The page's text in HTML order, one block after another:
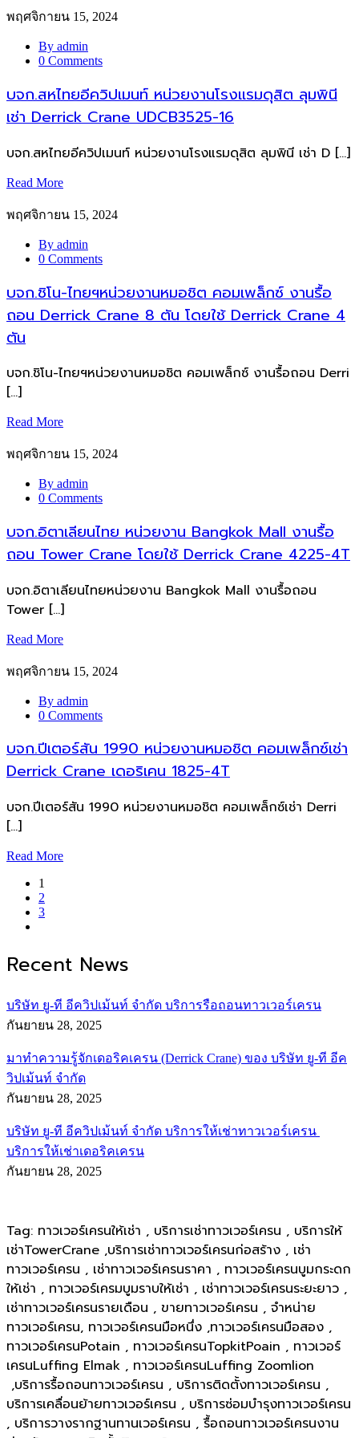
พฤศจิกายน 15, 2024
By admin
0 Comments
บจก.สหไทยอีควิปเมนท์ หน่วยงานโรงแรมดุสิต ลุมพินี
เช่า Derrick Crane UDCB3525-16
บจก.สหไทยอีควิปเมนท์ หน่วยงานโรงแรมดุสิต ลุมพินี เช่า D […]
Read More
พฤศจิกายน 15, 2024
By admin
0 Comments
บจก.ชิโน-ไทยฯหน่วยงานหมอชิต คอมเพล็กซ์ งานรื้อ
ถอน Derrick Crane 8 ตัน โดยใช้ Derrick Crane 4
ตัน
บจก.ชิโน-ไทยฯหน่วยงานหมอชิต คอมเพล็กซ์ งานรื้อถอน Derri
[…]
Read More
พฤศจิกายน 15, 2024
By admin
0 Comments
บจก.อิตาเลียนไทย หน่วยงาน Bangkok Mall งานรื้อ
ถอน Tower Crane โดยใช้ Derrick Crane 4225-4T
บจก.อิตาเลียนไทยหน่วยงาน Bangkok Mall งานรื้อถอน
Tower […]
Read More
พฤศจิกายน 15, 2024
By admin
0 Comments
บจก.ปีเตอร์สัน 1990 หน่วยงานหมอชิต คอมเพล็กซ์เช่า
Derrick Crane เดอริเคน 1825-4T
บจก.ปีเตอร์สัน 1990 หน่วยงานหมอชิต คอมเพล็กซ์เช่า Derri
[…]
Read More
1
2
3
Recent News
บริษัท ยู-ที อีควิปเม้นท์ จำกัด บริการรือถอนทาวเวอร์เครน
กันยายน 28, 2025
มาทำความรู้จักเดอริคเครน (Derrick Crane) ของ บริษัท ยู-ที อีค
วิปเม้นท์ จำกัด
กันยายน 28, 2025
บริษัท ยู-ที อีควิปเม้นท์ จำกัด บริการให้เช่าทาวเวอร์เครน
บริการให้เช่าเดอริคเครน
กันยายน 28, 2025
Tag: ทาวเวอร์เครนให้เช่า , บริการเช่าทาวเวอร์เครน , บริการให้
เช่าTowerCrane ,บริการเช่าทาวเวอร์เครนก่อสร้าง , เช่า
ทาวเวอร์เครน , เช่าทาวเวอร์เครนราคา , ทาวเวอร์เครนบูมกระดก
ให้เช่า , ทาวเวอร์เครมบูมราบให้เช่า , เช่าทาวเวอร์เครนระยะยาว ,
เช่าทาวเวอร์เครนรายเดือน , ขายทาวเวอร์เครน , จำหน่าย
ทาวเวอร์เครน, ทาวเวอร์เครนมือหนึ่ง ,ทาวเวอร์เครนมือสอง ,
ทาวเวอร์เครนPotain , ทาวเวอร์เครนTopkitPoain , ทาวเวอร์
เครนLuffing Elmak , ทาวเวอร์เครนLuffing Zoomlion
,บริการรื้อถอนทาวเวอร์เครน , บริการติดตั้งทาวเวอร์เครน ,
บริการเคลื่อนย้ายทาวเวอร์เครน , บริการซ่อมบำรุงทาวเวอร์เครน
, บริการวางรากฐานทานเวอร์เครน , รื้อถอนทาวเวอร์เครนงาน